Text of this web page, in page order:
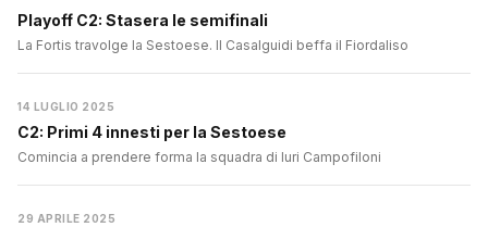
Playoff C2: Stasera le semifinali
La Fortis travolge la Sestoese. Il Casalguidi beffa il Fiordaliso
14 LUGLIO 2025
C2: Primi 4 innesti per la Sestoese
Comincia a prendere forma la squadra di Iuri Campofiloni
29 APRILE 2025